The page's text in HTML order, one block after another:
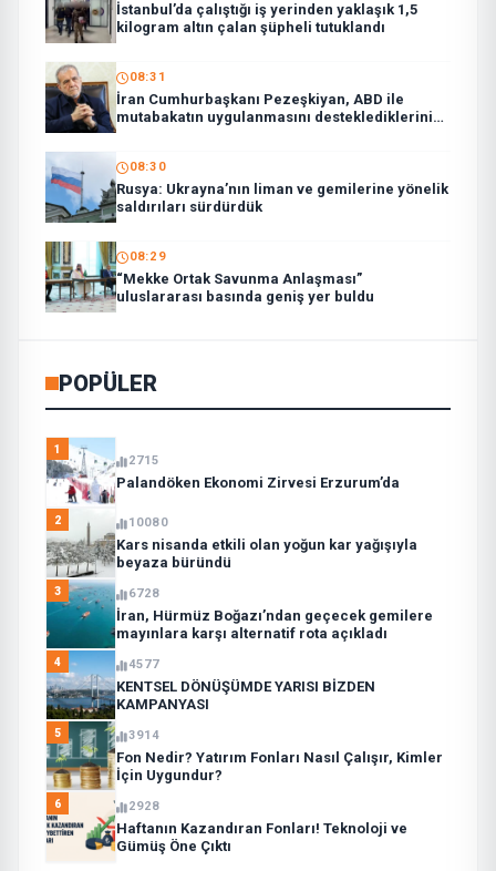
İstanbul’da çalıştığı iş yerinden yaklaşık 1,5
kilogram altın çalan şüpheli tutuklandı
08:31
İran Cumhurbaşkanı Pezeşkiyan, ABD ile
mutabakatın uygulanmasını desteklediklerini
08:30
Rusya: Ukrayna’nın liman ve gemilerine yönelik
saldırıları sürdürdük
08:29
“Mekke Ortak Savunma Anlaşması”
uluslararası basında geniş yer buldu
POPÜLER
1
2715
Palandöken Ekonomi Zirvesi Erzurum’da
2 10080
Kars nisanda etkili olan yoğun kar yağışıyla
beyaza büründü
3 6728
İran, Hürmüz Boğazı’ndan geçecek gemilere
mayınlara karşı alternatif rota açıkladı
4 4577
KENTSEL DÖNÜŞÜMDE YARISI BİZDEN
KAMPANYASI
5 3914
Fon Nedir? Yatırım Fonları Nasıl Çalışır, Kimler
İçin Uygundur?
6 2928
Haftanın Kazandıran Fonları! Teknoloji ve
Gümüş Öne Çıktı